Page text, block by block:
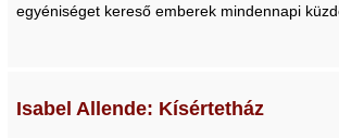
egyéniséget kereső emberek mindennapi
Isabel Allende: Kísértetház